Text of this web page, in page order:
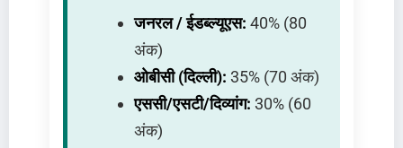
जनरल / ईडब्ल्यूएस: 40% (80
अंक)
ओबीसी (दिल्ली): 35% (70 अंक)
एससी/एसटी/दिव्यांग: 30% (60
अंक)